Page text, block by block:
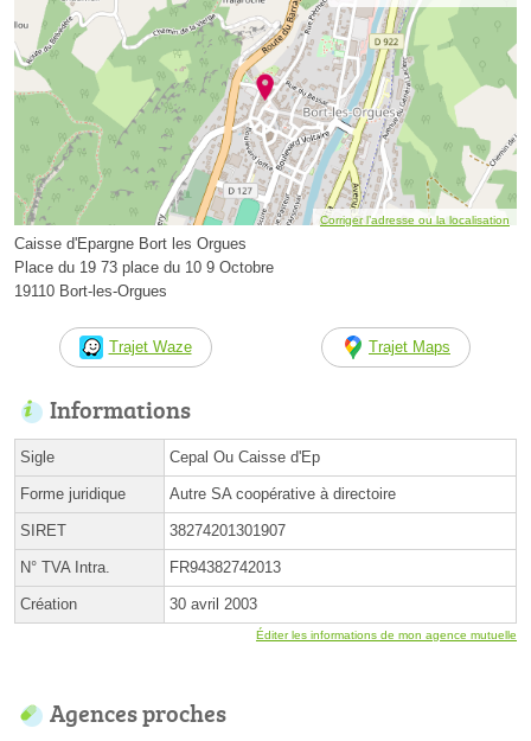
Corriger l’adresse ou la localisation
Caisse d'Epargne Bort les Orgues
Place du 19 73 place du 10 9 Octobre
19110 Bort-les-Orgues
Trajet Waze Trajet Maps
Informations
Sigle Cepal Ou Caisse d'Ep
Forme juridique Autre SA coopérative à directoire
SIRET 38274201301907
N° TVA Intra. FR94382742013
Création 30 avril 2003
Éditer les informations de mon agence mutuelle
Agences proches